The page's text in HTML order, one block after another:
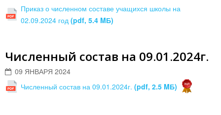
Приказ о численном составе учащихся школы на
02.09.2024 год (pdf, 5.4 MБ)
Численный состав на 09.01.2024г.
09 ЯНВАРЯ 2024
Численный состав на 09.01.2024г. (pdf, 2.5 MБ)